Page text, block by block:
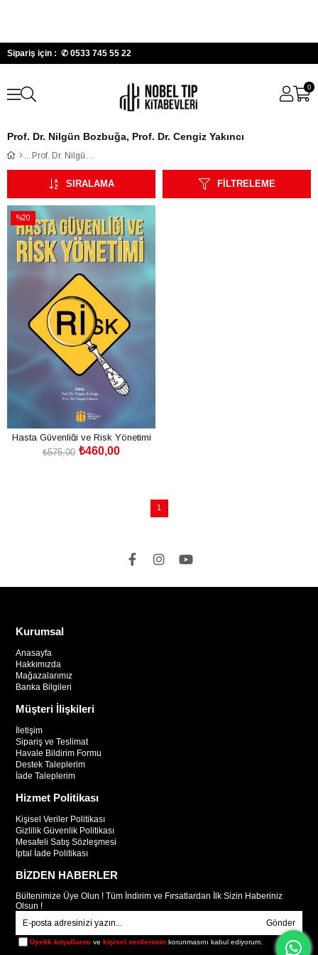
Sipariş için : ✆ 0533 745 55 22
0
Prof. Dr. Nilgün Bozbuğa, Prof. Dr. Cengiz Yakıncı
Prof. Dr. Nilgün Bozbuğa, Prof. Dr. Cengiz Yakıncı
FILTRELEME
SIRALAMA
%20
İndirim
%20İndirim
Hasta Güvenliği ve Risk Yönetimi
₺460,00
₺575,00
1
Kurumsal
Anasayfa
Hakkımızda
Mağazalarımız
Banka Bilgileri
Müşteri İlişkileri
İletişim
Sipariş ve Teslimat
Havale Bildirim Formu
Destek Taleplerim
İade Taleplerim
Hizmet Politikası
Kişisel Veriler Politikası
Gizlilik Güvenlik Politikası
Mesafeli Satış Sözleşmesi
İptal İade Politikası
BİZDEN HABERLER
Bültenimize Üye Olun ! Tüm İndirim ve Fırsatlardan İlk Sizin Haberiniz
Olsun !
Gönder
Üyelik koşullarını vekişisel verilerimin korunmasını kabul ediyorum.